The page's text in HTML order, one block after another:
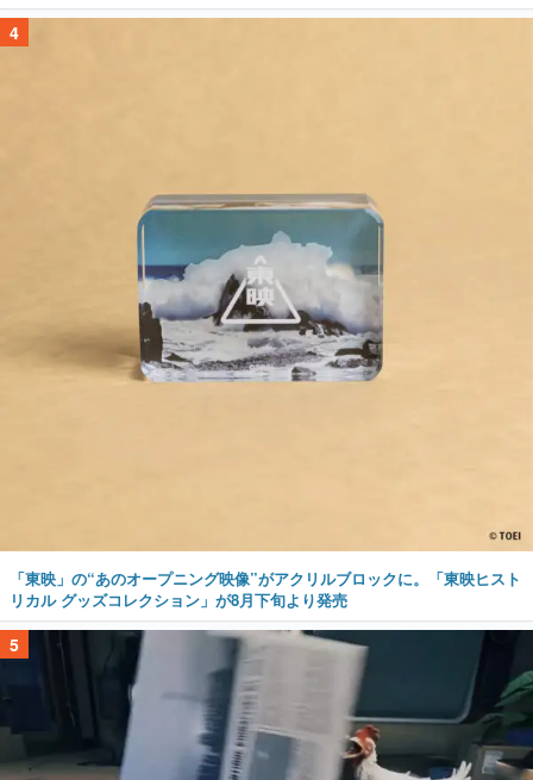
4
「東映」の“あのオープニング映像”がアクリルブロックに。「東映ヒスト
リカル グッズコレクション」が8月下旬より発売
5